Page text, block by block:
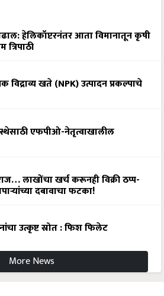
हेलिकॉप्टरनंतर आता विमानातून कृषी
त्रिपाठी
विद्राव्य खते (NPK) उत्पादन प्रकल्पाचे
एफपीओ-नेतृत्वाखालील
लाखोंचा खर्च करूनही विक्री ठप्प-
दबावाचा फटका!
उत्कृष्ट स्रोत : फिश फिलेट
More News